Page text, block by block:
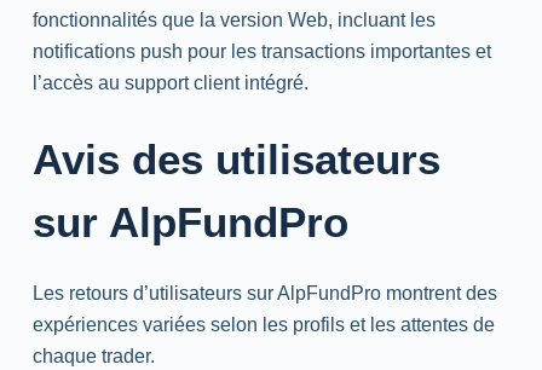
fonctionnalités que la version Web, incluant les
notifications push pour les transactions importantes et
l’accès au support client intégré.
Avis des utilisateurs
sur AlpFundPro
Les retours d’utilisateurs sur AlpFundPro montrent des
expériences variées selon les profils et les attentes de
chaque trader.